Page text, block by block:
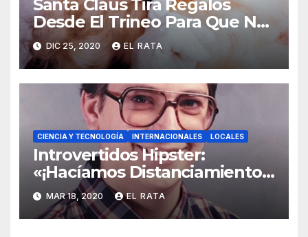
Santa Claus Tira Regalos
Desde El Trineo Para Que No
Se Le Pegue El COVID-19
DIC 25, 2020 EL RATA
CIENCIA Y TECNOLOGÍA INTERNACIONALES LOCALES
Introvertidos Hipster:
«¡Hacíamos Distanciamiento
Social Antes De Que El
Coronavirus Lo Hiciera Cool!»
MAR 18, 2020 EL RATA